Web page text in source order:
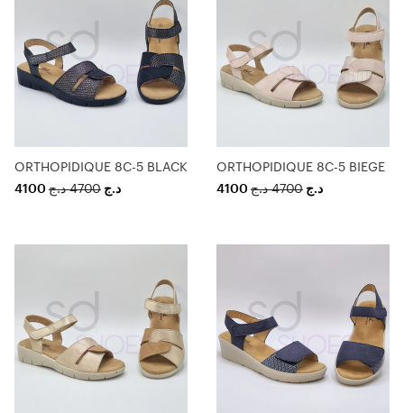
ORTHOPIDIQUE 8C-5 BLACK
4100
د.ج 4700 د.ج
ORTHOPIDIQUE 8C-5 BIEGE
4100
د.ج 4700 د.ج